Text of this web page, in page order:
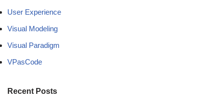
User Experience
Visual Modeling
Visual Paradigm
VPasCode
Recent Posts